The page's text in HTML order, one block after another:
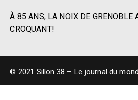
À 85 ANS, LA NOIX DE GRENOBLE
CROQUANT!
© 2021 Sillon 38 – Le journal du